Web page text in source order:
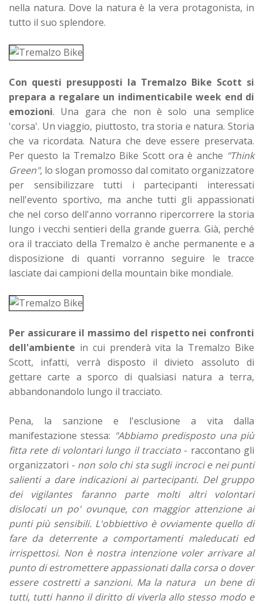
nella natura. Dove la natura è la vera protagonista, in
tutto il suo splendore.
Con questi presupposti la Tremalzo Bike Scott si
prepara a regalare un indimenticabile week end di
emozioni. Una gara che non è solo una semplice
'corsa'. Un viaggio, piuttosto, tra storia e natura. Storia
che va ricordata. Natura che deve essere preservata.
Per questo la Tremalzo Bike Scott ora è anche "Think
Green", lo slogan promosso dal comitato organizzatore
per sensibilizzare tutti i partecipanti interessati
nell'evento sportivo, ma anche tutti gli appassionati
che nel corso dell'anno vorranno ripercorrere la storia
lungo i vecchi sentieri della grande guerra. Già, perché
ora il tracciato della Tremalzo è anche permanente e a
disposizione di quanti vorranno seguire le tracce
lasciate dai campioni della mountain bike mondiale.
Per assicurare il massimo del rispetto nei confronti
dell'ambiente in cui prenderà vita la Tremalzo Bike
Scott, infatti, verrà disposto il divieto assoluto di
gettare carte a sporco di qualsiasi natura a terra,
abbandonandolo lungo il tracciato.
Pena, la sanzione e l'esclusione a vita dalla
manifestazione stessa: "Abbiamo predisposto una più
fitta rete di volontari lungo il tracciato - raccontano gli
organizzatori - non solo chi sta sugli incroci e nei punti
salienti a dare indicazioni ai partecipanti. Del gruppo
dei vigilantes faranno parte molti altri volontari
dislocati un po' ovunque, con maggior attenzione ai
punti più sensibili. L'obbiettivo è ovviamente quello di
fare da deterrente a comportamenti maleducati ed
irrispettosi. Non è nostra intenzione voler arrivare al
punto di estromettere appassionati dalla corsa o dover
essere costretti a sanzioni. Ma la natura un bene di
tutti, tutti hanno il diritto di viverla allo stesso modo e